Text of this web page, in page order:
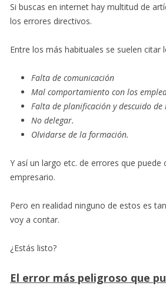
Si buscas en internet hay multitud de
los errores directivos.
Entre los más habituales se suelen citar
Falta de comunicación
Mal comportamiento con los
Falta de planificación y descuido de
No delegar.
Olvidarse de la formación.
Y así un largo etc. de errores que
empresario.
Pero en realidad ninguno de estos es
voy a contar.
¿Estás listo?
El error más peligroso que